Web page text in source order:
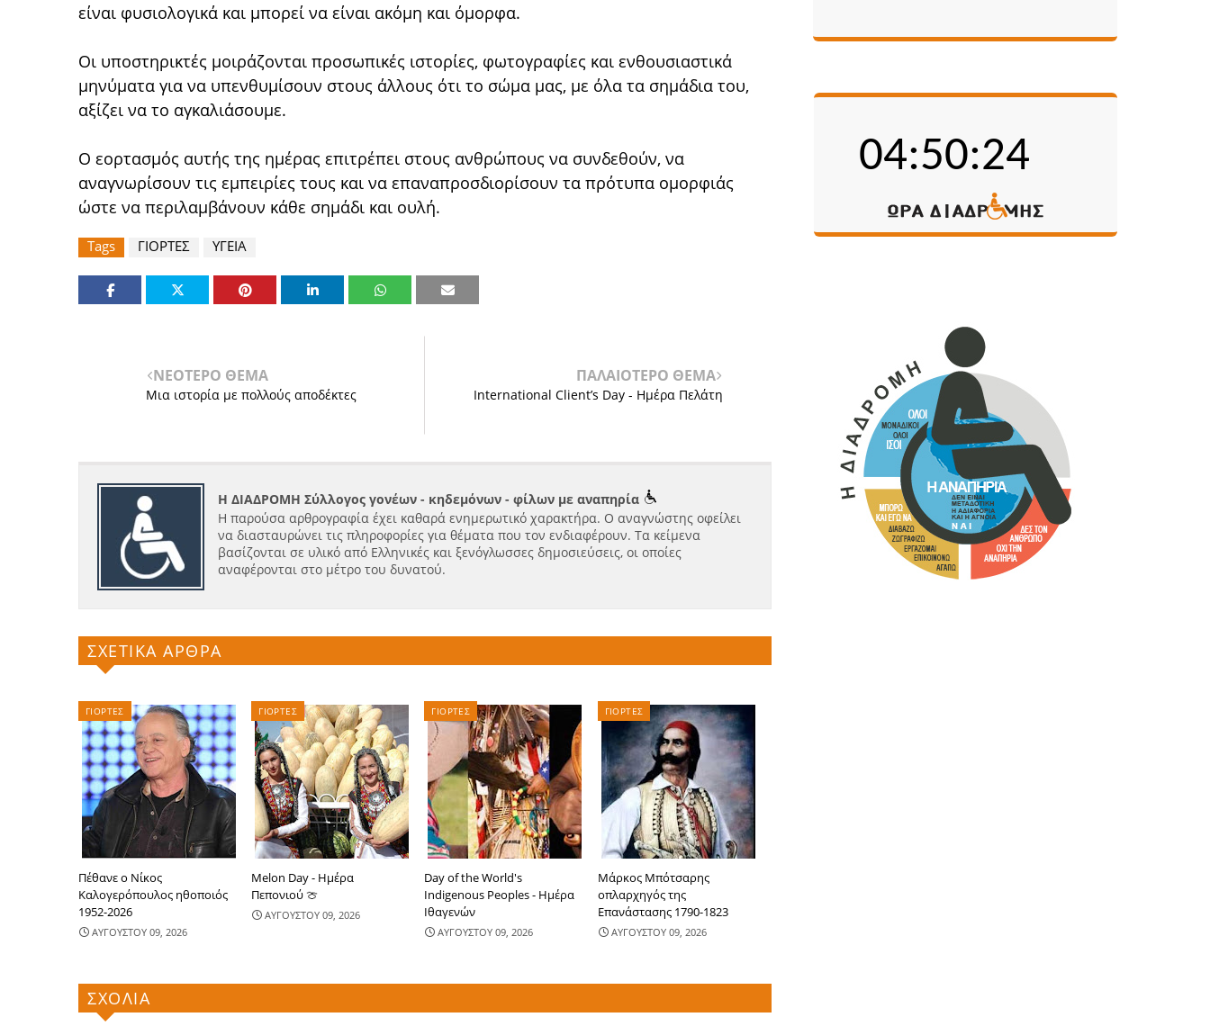
είναι φυσιολογικά και μπορεί να είναι ακόμη και όμορφα.
Οι υποστηρικτές μοιράζονται προσωπικές ιστορίες, φωτογραφίες και ενθουσιαστικά
μηνύματα για να υπενθυμίσουν στους άλλους ότι το σώμα μας, με όλα τα σημάδια του,
αξίζει να το αγκαλιάσουμε.
Ο εορτασμός αυτής της ημέρας επιτρέπει στους ανθρώπους να συνδεθούν, να
αναγνωρίσουν τις εμπειρίες τους και να επαναπροσδιορίσουν τα πρότυπα ομορφιάς
ώστε να περιλαμβάνουν κάθε σημάδι και ουλή.
Tags ΓΙΟΡΤΕΣ ΥΓΕΙΑ
ΝΕΟΤΕΡΟ ΘΕΜΑ
Μια ιστορία με πολλούς αποδέκτες
ΠΑΛΑΙΟΤΕΡΟ ΘΕΜΑ
International Client’s Day - Ημέρα Πελάτη
Η ΔΙΑΔΡΟΜΗ Σύλλογος γονέων - κηδεμόνων - φίλων με αναπηρία
Η παρούσα αρθρογραφία έχει καθαρά ενημερωτικό χαρακτήρα. Ο αναγνώστης οφείλει
να διασταυρώνει τις πληροφορίες για θέματα που τον ενδιαφέρουν. Τα κείμενα
βασίζονται σε υλικό από Ελληνικές και ξενόγλωσσες δημοσιεύσεις, οι οποίες
αναφέρονται στο μέτρο του δυνατού.
ΣΧΕΤΙΚΑ ΑΡΘΡΑ
ΓΙΟΡΤΕΣ
Πέθανε ο Νίκος
Καλογερόπουλος ηθοποιός
1952-2026
ΑΥΓΟΥΣΤΟΥ 09, 2026
ΓΙΟΡΤΕΣ
Melon Day - Ημέρα
Πεπονιού 🍈
ΑΥΓΟΥΣΤΟΥ 09, 2026
ΓΙΟΡΤΕΣ
Day of the World's
Indigenous Peoples - Ημέρα
Ιθαγενών
ΑΥΓΟΥΣΤΟΥ 09, 2026
ΓΙΟΡΤΕΣ
Μάρκος Μπότσαρης
οπλαρχηγός της
Επανάστασης 1790-1823
ΑΥΓΟΥΣΤΟΥ 09, 2026
ΣΧΟΛΙΑ